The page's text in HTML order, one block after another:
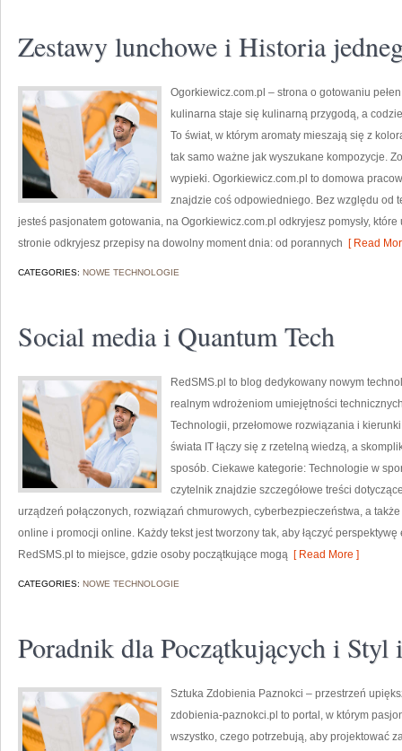
Zestawy lunchowe i Historia
Ogorkiewicz.com.pl – strona o gotowaniu
kulinarna staje się kulinarną przygodą, a
To świat, w którym aromaty mieszają się z
tak samo ważne jak wyszukane kompozycje.
wypieki. Ogorkiewicz.com.pl to domowa
znajdzie coś odpowiedniego. Bez względu od
jesteś pasjonatem gotowania, na Ogorkiewicz.com.pl odkryjesz pomysły,
stronie odkryjesz przepisy na dowolny moment dnia: od porannych [ Read
CATEGORIES: NOWE TECHNOLOGIE
Social media i Quantum Tech
RedSMS.pl to blog dedykowany nowym
realnym wdrożeniom umiejętności
Technologii, przełomowe rozwiązania i
świata IT łączy się z rzetelną wiedzą, a
sposób. Ciekawe kategorie: Technologie w
czytelnik znajdzie szczegółowe treści
urządzeń połączonych, rozwiązań chmurowych, cyberbezpieczeństwa, a
online i promocji online. Każdy tekst jest tworzony tak, aby łączyć
RedSMS.pl to miejsce, gdzie osoby początkujące mogą [ Read More ]
CATEGORIES: NOWE TECHNOLOGIE
Poradnik dla Początkujących i
Sztuka Zdobienia Paznokci – przestrzeń
zdobienia-paznokci.pl to portal, w którym
wszystko, czego potrzebują, aby projektować